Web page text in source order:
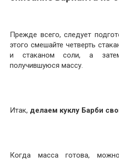
Прежде всего, следует
этого смешайте четверть
и стаканом соли, а
получившуюся массу.
Итак, делаем куклу Барби
Когда масса готова,